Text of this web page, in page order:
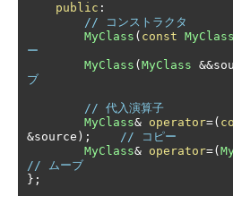
public :
// コンストラクタ
MyClass ( const MyClass
ー
MyClass ( MyClass &&
ブ
// 代入演算子
MyClass& operator=(
&source );
// コピー
MyClass& operator=(
// ムーブ
};